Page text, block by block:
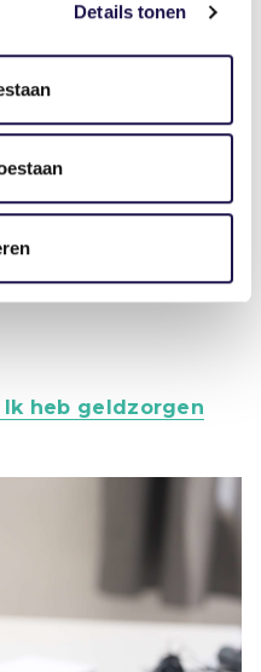
Details tonen
de volgende
heb geldzorgen